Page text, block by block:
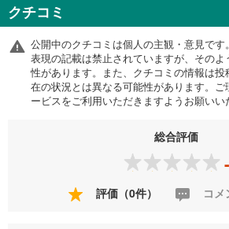
クチコミ
公開中のクチコミは個人の主観・意見で
表現の記載は禁止されていますが、その
性があります。また、クチコミの情報は
在の状況とは異なる可能性があります。
ービスをご利用いただきますようお願いい
総合評価
-
評価（0件） コメ